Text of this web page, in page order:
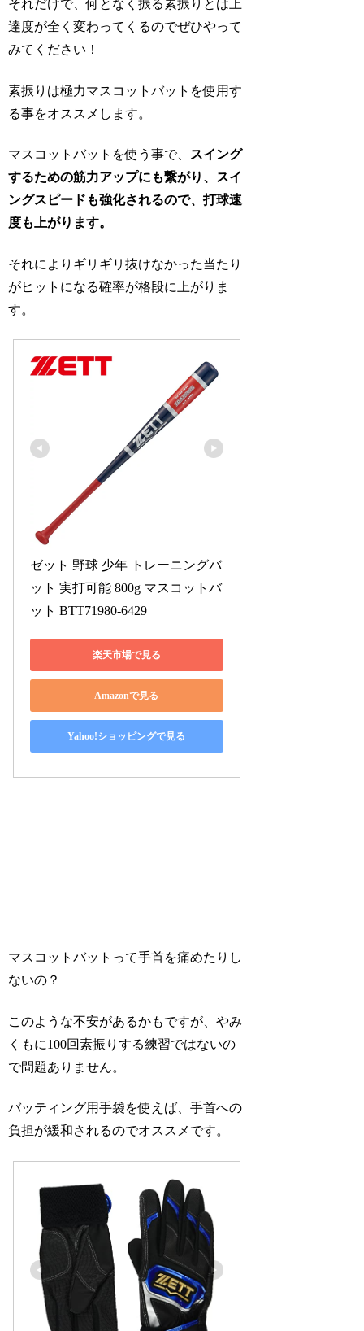
それだけで、何となく振る素振りとは上
達度が全く変わってくるのでぜひやって
みてください！
素振りは極力マスコットバットを使用す
る事をオススメします。
マスコットバットを使う事で、
スイング
するための筋力アップにも繋がり、スイ
ングスピードも強化されるので、打球速
度も上がります。
それによりギリギリ抜けなかった当たり
がヒットになる確率が格段に上がりま
す。
ゼット 野球 少年 トレーニングバ
ット 実打可能 800g マスコットバ
ット BTT71980-6429
楽天市場で見る
Amazonで見る
Yahoo!ショッピングで見る
マスコットバットって手首を痛めたりし
ないの？
このような不安があるかもですが、やみ
くもに100回素振りする練習ではないの
で問題ありません。
バッティング用手袋を使えば、手首への
負担が緩和されるのでオススメです。